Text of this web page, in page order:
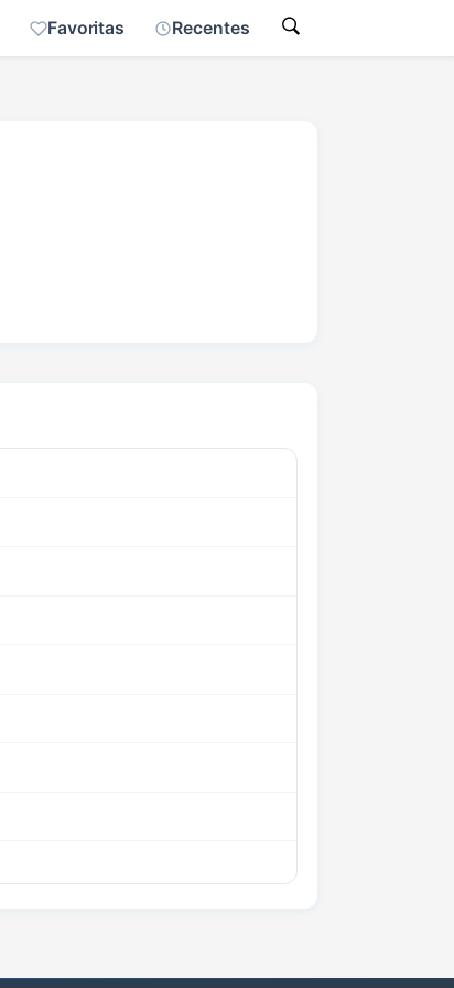
Favoritas Recentes